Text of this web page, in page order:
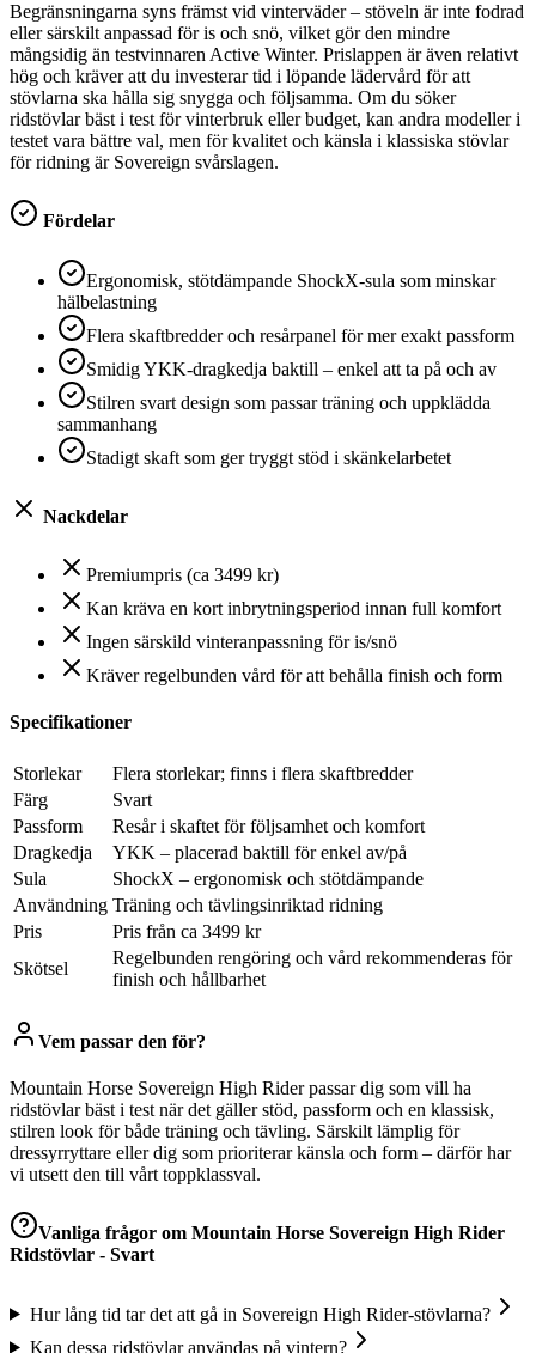
Begränsningarna syns främst vid vinterväder – stöveln är inte fodrad
eller särskilt anpassad för is och snö, vilket gör den mindre
mångsidig än testvinnaren Active Winter. Prislappen är även relativt
hög och kräver att du investerar tid i löpande lädervård för att
stövlarna ska hålla sig snygga och följsamma. Om du söker
ridstövlar bäst i test för vinterbruk eller budget, kan andra modeller i
testet vara bättre val, men för kvalitet och känsla i klassiska stövlar
för ridning är Sovereign svårslagen.
Fördelar
Ergonomisk, stötdämpande ShockX-sula som minskar
hälbelastning
Flera skaftbredder och resårpanel för mer exakt passform
Smidig YKK-dragkedja baktill – enkel att ta på och av
Stilren svart design som passar träning och uppklädda
sammanhang
Stadigt skaft som ger tryggt stöd i skänkelarbetet
Nackdelar
Premiumpris (ca 3499 kr)
Kan kräva en kort inbrytningsperiod innan full komfort
Ingen särskild vinteranpassning för is/snö
Kräver regelbunden vård för att behålla finish och form
Specifikationer
Storlekar
Flera storlekar; finns i flera skaftbredder
Färg
Svart
Passform
Resår i skaftet för följsamhet och komfort
Dragkedja
YKK – placerad baktill för enkel av/på
Sula
ShockX – ergonomisk och stötdämpande
Användning Träning och tävlingsinriktad ridning
Pris
Pris från ca 3499 kr
Skötsel
Regelbunden rengöring och vård rekommenderas för
finish och hållbarhet
Vem passar den för?
Mountain Horse Sovereign High Rider passar dig som vill ha
ridstövlar bäst i test när det gäller stöd, passform och en klassisk,
stilren look för både träning och tävling. Särskilt lämplig för
dressyrryttare eller dig som prioriterar känsla och form – därför har
vi utsett den till vårt toppklassval.
Vanliga frågor om Mountain Horse Sovereign High Rider
Ridstövlar - Svart
Hur lång tid tar det att gå in Sovereign High Rider-stövlarna?
Kan dessa ridstövlar användas på vintern?